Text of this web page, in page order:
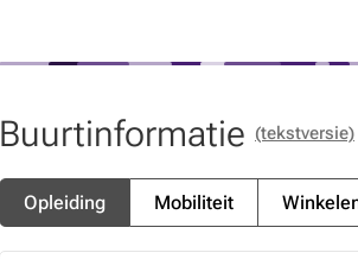
Buurtinformatie (tekstversie)
Opleiding Mobiliteit